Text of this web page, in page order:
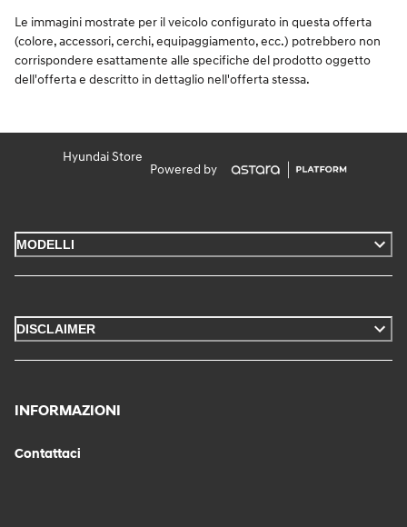
Le immagini mostrate per il veicolo configurato in questa offerta
(colore, accessori, cerchi, equipaggiamento, ecc.) potrebbero non
corrispondere esattamente alle specifiche del prodotto oggetto
dell'offerta e descritto in dettaglio nell'offerta stessa.
Hyundai Store
Powered by
MODELLI
DISCLAIMER
INFORMAZIONI
Contattaci